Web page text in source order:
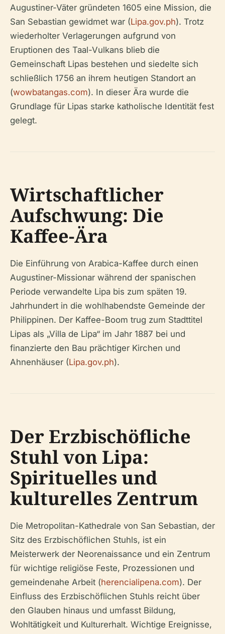
Augustiner-Väter gründeten 1605 eine Mission, die
San Sebastian gewidmet war (Lipa.gov.ph). Trotz
wiederholter Verlagerungen aufgrund von
Eruptionen des Taal-Vulkans blieb die
Gemeinschaft Lipas bestehen und siedelte sich
schließlich 1756 an ihrem heutigen Standort an
(wowbatangas.com). In dieser Ära wurde die
Grundlage für Lipas starke katholische Identität fest
gelegt.
Wirtschaftlicher
Aufschwung: Die
Kaffee-Ära
Die Einführung von Arabica-Kaffee durch einen
Augustiner-Missionar während der spanischen
Periode verwandelte Lipa bis zum späten 19.
Jahrhundert in die wohlhabendste Gemeinde der
Philippinen. Der Kaffee-Boom trug zum Stadttitel
Lipas als „Villa de Lipa“ im Jahr 1887 bei und
finanzierte den Bau prächtiger Kirchen und
Ahnenhäuser (Lipa.gov.ph).
Der Erzbischöfliche
Stuhl von Lipa:
Spirituelles und
kulturelles Zentrum
Die Metropolitan-Kathedrale von San Sebastian, der
Sitz des Erzbischöflichen Stuhls, ist ein
Meisterwerk der Neorenaissance und ein Zentrum
für wichtige religiöse Feste, Prozessionen und
gemeindenahe Arbeit (herencialipena.com). Der
Einfluss des Erzbischöflichen Stuhls reicht über
den Glauben hinaus und umfasst Bildung,
Wohltätigkeit und Kulturerhalt. Wichtige Ereignisse,